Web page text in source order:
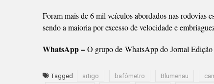
Foram mais de 6 mil veículos abordados nas rodovias
sendo a maioria por excesso de velocidade e
WhatsApp – O grupo de WhatsApp do Jornal
Tagged artigo bafômetro Blumenau